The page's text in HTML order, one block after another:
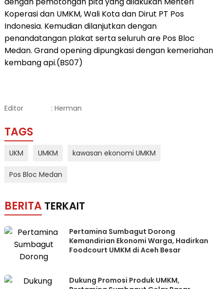
Koperasi dan UMKM, Wali Kota dan Dirut PT Pos
Indonesia. Kemudian dilanjutkan dengan
penandatangan plakat serta seluruh are Pos Bloc
Medan. Grand opening dipungkasi dengan kemeriahan
kembang api.(BS07)
Editor : Herman
TAGS
UKM UMKM kawasan ekonomi UMKM
Pos Bloc Medan
BERITA TERKAIT
Pertamina Sumbagut Dorong
Kemandirian Ekonomi Warga, Hadirkan
Foodcourt UMKM di Aceh Besar
Dukung Promosi Produk UMKM,